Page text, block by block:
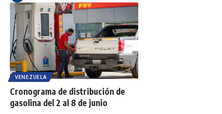
VENEZUELA
Cronograma de distribución de
gasolina del 2 al 8 de junio